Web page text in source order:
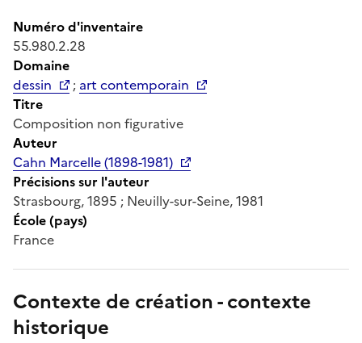
Numéro d'inventaire
55.980.2.28
Domaine
dessin
; art contemporain
Titre
Composition non figurative
Auteur
Cahn Marcelle (1898-1981)
Précisions sur l'auteur
Strasbourg, 1895 ; Neuilly-sur-Seine, 1981
École (pays)
France
Contexte de création - contexte
historique